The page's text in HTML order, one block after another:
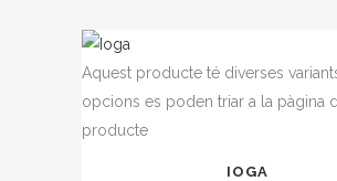
Aquest producte té diverses
opcions es poden triar a la pàgina
producte
IOGA